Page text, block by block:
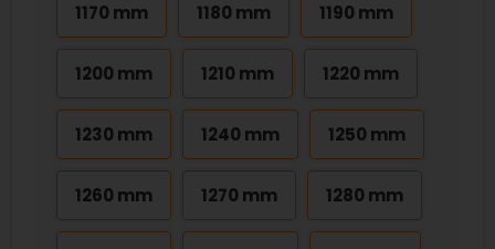
1170 mm 1180 mm 1190 mm
1200 mm 1210 mm 1220 mm
1230 mm 1240 mm 1250 mm
1260 mm 1270 mm 1280 mm